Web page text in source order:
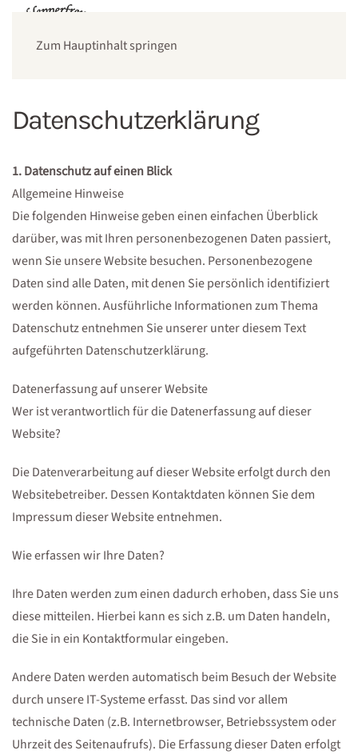
Zum Hauptinhalt springen
Datenschutzerklärung
1. Datenschutz auf einen Blick
Allgemeine Hinweise
Die folgenden Hinweise geben einen einfachen Überblick
darüber, was mit Ihren personenbezogenen Daten passiert,
wenn Sie unsere Website besuchen. Personenbezogene
Daten sind alle Daten, mit denen Sie persönlich identifiziert
werden können. Ausführliche Informationen zum Thema
Datenschutz entnehmen Sie unserer unter diesem Text
aufgeführten Datenschutzerklärung.
Datenerfassung auf unserer Website
Wer ist verantwortlich für die Datenerfassung auf dieser
Website?
Die Datenverarbeitung auf dieser Website erfolgt durch den
Websitebetreiber. Dessen Kontaktdaten können Sie dem
Impressum dieser Website entnehmen.
Wie erfassen wir Ihre Daten?
Ihre Daten werden zum einen dadurch erhoben, dass Sie uns
diese mitteilen. Hierbei kann es sich z.B. um Daten handeln,
die Sie in ein Kontaktformular eingeben.
Andere Daten werden automatisch beim Besuch der Website
durch unsere IT-Systeme erfasst. Das sind vor allem
technische Daten (z.B. Internetbrowser, Betriebssystem oder
Uhrzeit des Seitenaufrufs). Die Erfassung dieser Daten erfolgt